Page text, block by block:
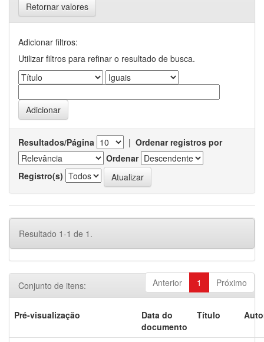
Retornar valores
Adicionar filtros:
Utilizar filtros para refinar o resultado de busca.
Resultados/Página | Ordenar registros por
Ordenar
Registro(s)
Resultado 1-1 de 1.
Anterior 1 Próximo
Conjunto de itens:
Pré-visualização
Data do
documento
Título